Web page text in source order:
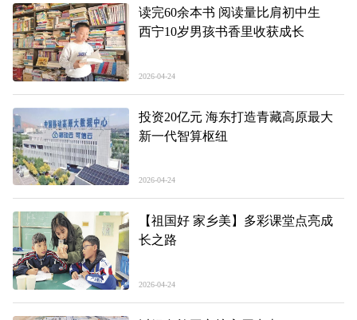
读完60余本书 阅读量比肩初中生
西宁10岁男孩书香里收获成长
2026-04-24
投资20亿元 海东打造青藏高原最大
新一代智算枢纽
2026-04-24
【祖国好 家乡美】多彩课堂点亮成
长之路
2026-04-24